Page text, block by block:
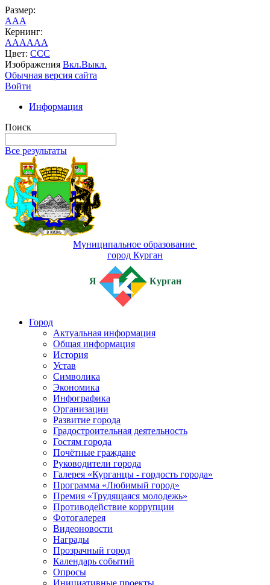
Размер:
AAA
Кернинг:
AAAAAA
Цвет: CCC
Изображения Вкл.Выкл.
Обычная версия сайта
Войти
Информация
Поиск
Все результаты
Муниципальное образование
город Курган
Я Курган
Город
Актуальная информация
Общая информация
История
Устав
Символика
Экономика
Инфографика
Организации
Развитие города
Градостроительная деятельность
Гостям города
Почётные граждане
Руководители города
Галерея «Курганцы - гордость города»
Программа «Любимый город»
Премия «Трудящаяся молодежь»
Противодействие коррупции
Фотогалерея
Видеоновости
Награды
Прозрачный город
Календарь событий
Опросы
Инициативные проекты